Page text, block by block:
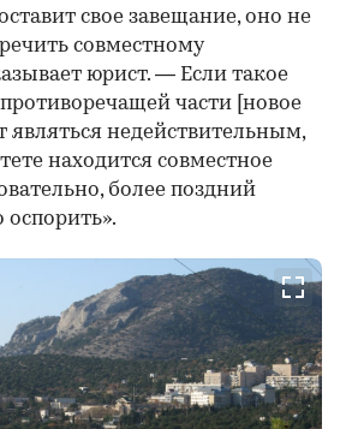
свое завещание, оно не
совместному
юрист. — Если такое
части [новое
являться недействительным,
находится совместное
более поздний